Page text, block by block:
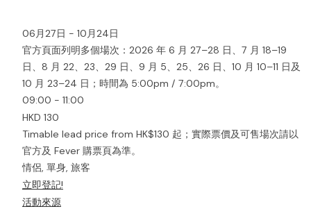
06月27日 - 10月24日
官方頁面列明多個場次：2026 年 6 月 27–28 日、7 月 18–19
日、8 月 22、23、29 日、9 月 5、25、26 日、10 月 10–11 日及
10 月 23–24 日；時間為 5:00pm / 7:00pm。
09:00 - 11:00
HKD 130
Timable lead price from HK$130 起；實際票價及可售場次請以
官方及 Fever 購票頁為準。
情侶, 單身, 旅客
立即登記!
活動來源